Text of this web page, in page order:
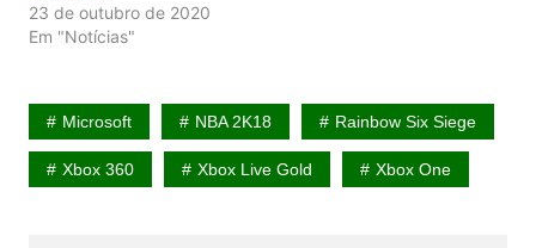
23 de outubro de 2020
Em "Notícias"
Microsoft NBA 2K18 Rainbow Six Siege
Xbox 360 Xbox Live Gold Xbox One